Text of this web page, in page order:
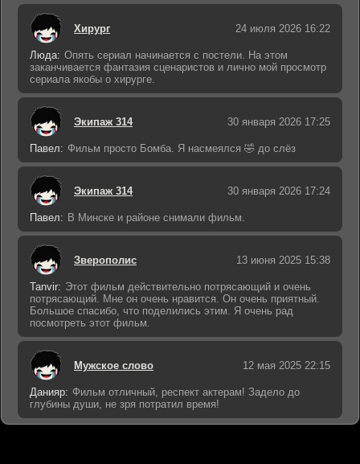
Хирург 24 июля 2026 16:22
Люда: Опять сериал начинается с постели. На этом
заканчивается фантазия сценаристов и лично мой просмотр
сериала якобы о хирурге.
Экипаж 314 30 января 2026 17:25
Павел: Фильм просто Бомба. Я насмеялся 🤣 до слёз
Экипаж 314 30 января 2026 17:24
Павел: В Минске и районе снимали фильм.
Зверополис 13 июня 2025 15:38
Tanvir: Этот фильм действительно потрясающий и очень
потрясающий. Мне он очень нравится. Он очень приятный.
Большое спасибо, что поделились этим. Я очень рад
посмотреть этот фильм.
Мужское слово 12 мая 2025 22:15
Данияр: Фильм отличный, респект актерам! Задело до
глубины души, не зря потратил время!